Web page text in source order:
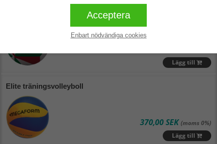
Acceptera
Enbart nödvändiga cookies
Molten V5M4000 Volleyboll
Lägg till
Elite träningsvolleyboll
370,00 SEK(moms 0%)
Lägg till